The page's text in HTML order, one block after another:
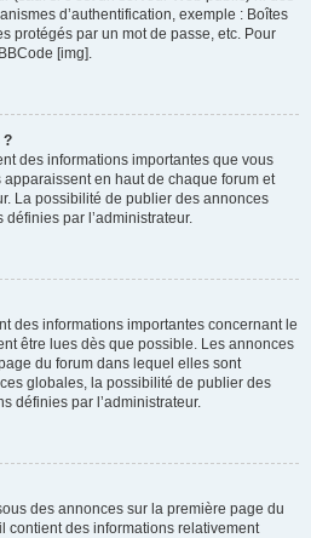
d’authentification, exemple : Boîtes
protégés par un mot de passe, etc. Pour
[img].
?
des informations importantes que vous
en haut de chaque forum et
La possibilité de publier des annonces
par l’administrateur.
des informations importantes concernant le
être lues dès que possible. Les annonces
du forum dans lequel elles sont
globales, la possibilité de publier des
définies par l’administrateur.
des annonces sur la première page du
contient des informations relativement